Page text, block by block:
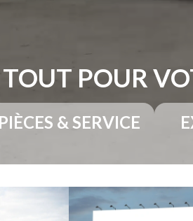
POUR
PIÈCES & SERVICE